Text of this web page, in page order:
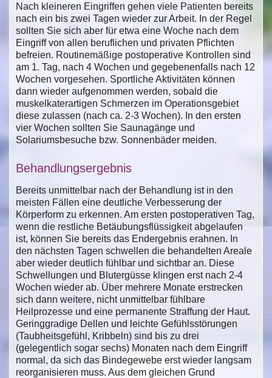
Nach kleineren Eingriffen gehen viele Patienten bereits
nach ein bis zwei Tagen wieder zur Arbeit. In der Regel
sollten Sie sich aber für etwa eine Woche nach dem
Eingriff von allen beruflichen und privaten Pflichten
befreien. Routinemäßige postoperative Kontrollen sind
am 1. Tag, nach 4 Wochen und gegebenenfalls nach 12
Wochen vorgesehen. Sportliche Aktivitäten können
dann wieder aufgenommen werden, sobald die
muskelkaterartigen Schmerzen im Operationsgebiet
diese zulassen (nach ca. 2-3 Wochen). In den ersten
vier Wochen sollten Sie Saunagänge und
Solariumsbesuche bzw. Sonnenbäder meiden.
Behandlungsergebnis
Bereits unmittelbar nach der Behandlung ist in den
meisten Fällen eine deutliche Verbesserung der
Körperform zu erkennen. Am ersten postoperativen Tag,
wenn die restliche Betäubungsflüssigkeit abgelaufen
ist, können Sie bereits das Endergebnis erahnen. In
den nächsten Tagen schwellen die behandelten Areale
aber wieder deutlich fühlbar und sichtbar an. Diese
Schwellungen und Blutergüsse klingen erst nach 2-4
Wochen wieder ab. Über mehrere Monate erstrecken
sich dann weitere, nicht unmittelbar fühlbare
Heilprozesse und eine permanente Straffung der Haut.
Geringgradige Dellen und leichte Gefühlsstörungen
(Taubheitsgefühl, Kribbeln) sind bis zu drei
(gelegentlich sogar sechs) Monaten nach dem Eingriff
normal, da sich das Bindegewebe erst wieder langsam
reorganisieren muss. Aus dem gleichen Grund